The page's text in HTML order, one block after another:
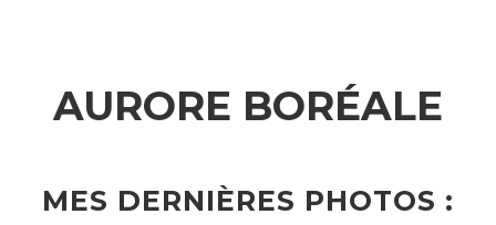
AURORE BORÉALE
MES DERNIÈRES PHOTOS :